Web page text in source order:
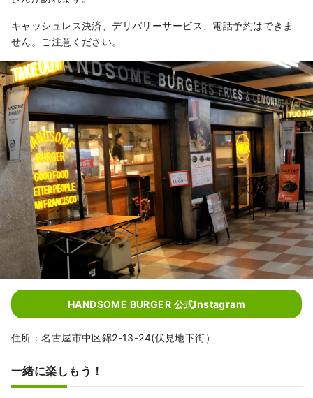
キャッシュレス決済、デリバリーサービス、電話予約はできま
せん。ご注意ください。
HANDSOME BURGER 公式Instagram
住所：名古屋市中区錦2-13-24(伏見地下街）
一緒に楽しもう！